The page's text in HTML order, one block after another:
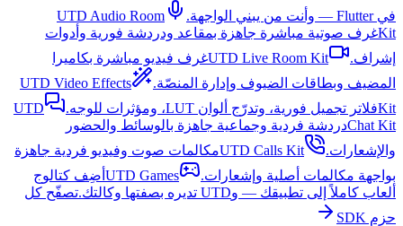
في Flutter — وأنت من يبني الواجهة.
UTD Audio Room
Kitغرف صوتية مباشرة جاهزة بمقاعد ودردشة فورية وأدوات
إشراف.
UTD Live Room Kitغرف فيديو مباشرة بكاميرا
المضيف وبطاقات الضيوف وإدارة المنصّة.
UTD Video Effects
Kitفلاتر تجميل فورية، وتدرّج ألوان LUT، ومؤثرات للوجه.
UTD
Chat Kitدردشة فردية وجماعية جاهزة بالوسائط والحضور
والإشعارات.
UTD Calls Kitمكالمات صوت وفيديو فردية جاهزة
بواجهة مكالمات أصلية وإشعارات.
UTD Games أضِف كتالوج
ألعاب كاملاً إلى تطبيقك — وUTD تديره بصفتها وكالتك.
تصفّح كل
حزم SDK